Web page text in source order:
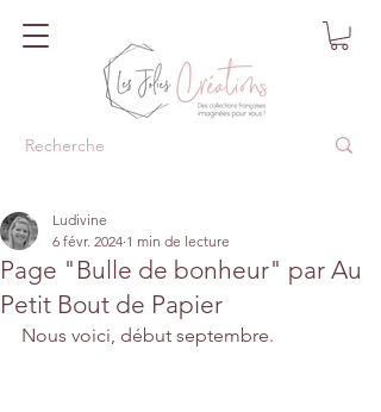
Page "Bulle de bonheur" par Au
Petit Bout de Papier
Ludivine
6 févr. 2024 1 min de lecture
Nous voici, début septembre.